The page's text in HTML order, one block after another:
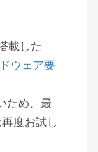
載した
ウェア要
ため、最
度お試し